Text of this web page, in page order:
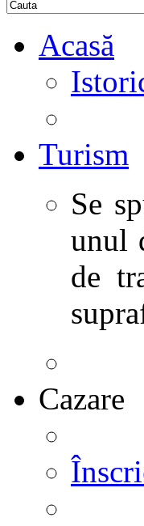
Acasă
Turism
Se
unul
de
Cazare